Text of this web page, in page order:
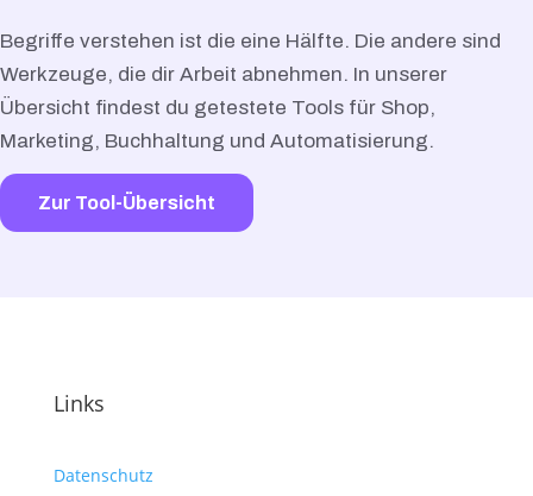
Begriffe verstehen ist die eine Hälfte. Die andere sind
Werkzeuge, die dir Arbeit abnehmen. In unserer
Übersicht findest du getestete Tools für Shop,
Marketing, Buchhaltung und Automatisierung.
Zur Tool-Übersicht
Links
Datenschutz